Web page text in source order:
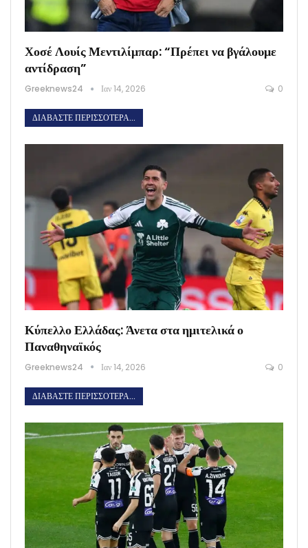
Χοσέ Λουίς Μεντιλίμπαρ: “Πρέπει να βγάλουμε
αντίδραση”
Greeknews24 Ιαν 14, 2026 0
ΔΙΑΒΆΣΤΕ ΠΕΡΙΣΣΌΤΕΡΑ...
Κύπελλο Ελλάδας: Άνετα στα ημιτελικά ο
Παναθηναϊκός
Greeknews24 Ιαν 14, 2026 0
ΔΙΑΒΆΣΤΕ ΠΕΡΙΣΣΌΤΕΡΑ...